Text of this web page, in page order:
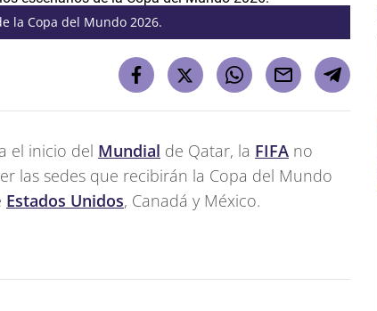
la Copa del Mundo 2026.
el inicio del Mundial de Qatar, la FIFA no
las sedes que recibirán la Copa del Mundo
Estados Unidos, Canadá y México.